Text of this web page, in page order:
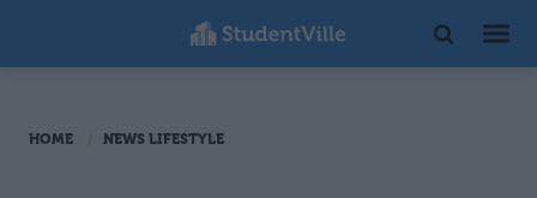
HOME NEWS LIFESTYLE